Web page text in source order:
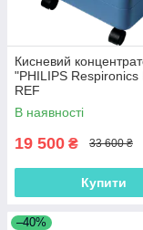
Кисневий
"PHILIPS Respironics
REF
В наявності
19 500 ₴ 33 600 ₴
Купити
–40%